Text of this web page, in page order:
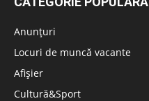
Anunțuri
Locuri de muncă vacante
Afișier
Cultură&Sport